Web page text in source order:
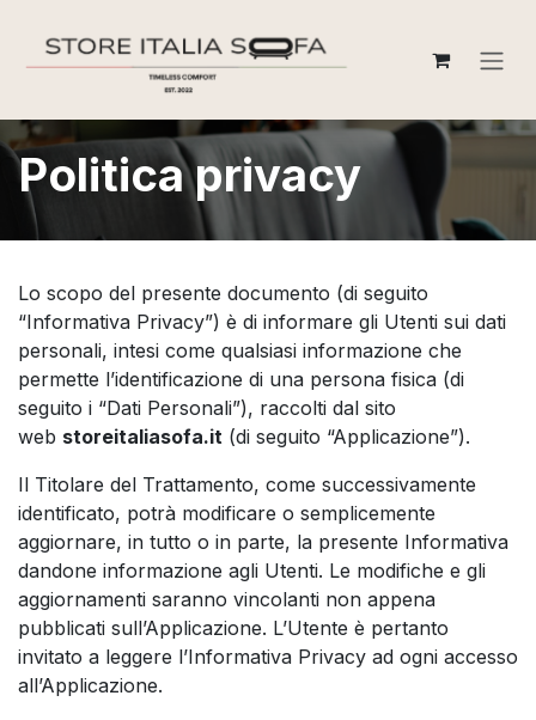
Politica privacy
Lo scopo del presente documento (di seguito
“Informativa Privacy”) è di informare gli Utenti sui dati
personali, intesi come qualsiasi informazione che
permette l’identificazione di una persona fisica (di
seguito i “Dati Personali”), raccolti dal sito
web storeitaliasofa.it (di seguito “Applicazione”).
Il Titolare del Trattamento, come successivamente
identificato, potrà modificare o semplicemente
aggiornare, in tutto o in parte, la presente Informativa
dandone informazione agli Utenti. Le modifiche e gli
aggiornamenti saranno vincolanti non appena
pubblicati sull’Applicazione. L’Utente è pertanto
invitato a leggere l’Informativa Privacy ad ogni accesso
all’Applicazione.